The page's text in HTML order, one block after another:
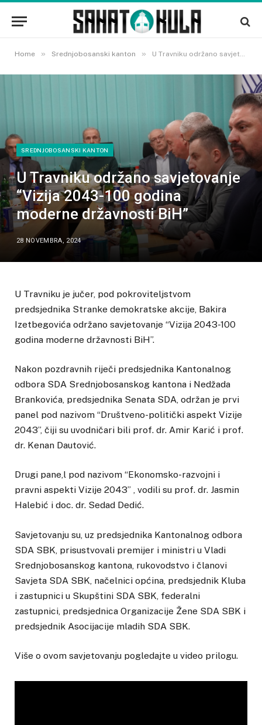
Home » Srednjobosanski kanton » U Travniku održano savjetovanje “Vizija 2043-100 godina moderne državnosti BiH”
SREDNJOBOSANSKI KANTON
U Travniku održano savjetovanje
“Vizija 2043-100 godina
moderne državnosti BiH”
28 NOVEMBRA, 2024
U Travniku je jučer, pod pokroviteljstvom
predsjednika Stranke demokratske akcije, Bakira
Izetbegovića održano savjetovanje “Vizija 2043-100
godina moderne državnosti BiH”.
Nakon pozdravnih riječi predsjednika Kantonalnog
odbora SDA Srednjobosanskog kantona i Nedžada
Brankovića, predsjednika Senata SDA, održan je prvi
panel pod nazivom “Društveno-politički aspekt Vizije
2043”, čiji su uvodničari bili prof. dr. Amir Karić i prof.
dr. Kenan Dautović.
Drugi pane,l pod nazivom “Ekonomsko-razvojni i
pravni aspekti Vizije 2043” , vodili su prof. dr. Jasmin
Halebić i doc. dr. Sedad Dedić.
Savjetovanju su, uz predsjednika Kantonalnog odbora
SDA SBK, prisustvovali premijer i ministri u Vladi
Srednjobosanskog kantona, rukovodstvo i članovi
Savjeta SDA SBK, načelnici općina, predsjednik Kluba
i zastupnici u Skupštini SDA SBK, federalni
zastupnici, predsjednica Organizacije Žene SDA SBK i
predsjednik Asocijacije mladih SDA SBK.
Više o ovom savjetovanju pogledajte u video prilogu.